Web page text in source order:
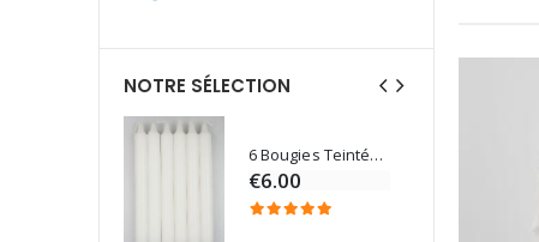
NOTRE SÉLECTION
6 Bougies Teintées Masse Couleur Blanche
€6.00